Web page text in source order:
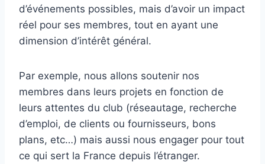
d’événements possibles, mais d’avoir un impact
réel pour ses membres, tout en ayant une
dimension d’intérêt général.
Par exemple, nous allons soutenir nos
membres dans leurs projets en fonction de
leurs attentes du club (réseautage, recherche
d’emploi, de clients ou fournisseurs, bons
plans, etc…) mais aussi nous engager pour tout
ce qui sert la France depuis l’étranger.